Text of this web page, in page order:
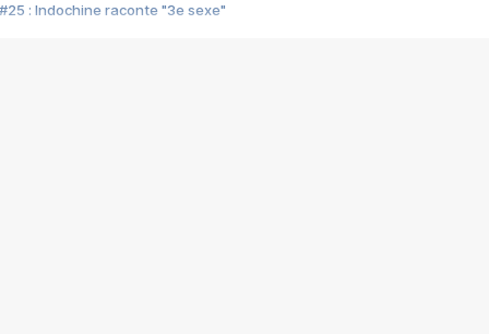
#25 : Indochine raconte "3e sexe"